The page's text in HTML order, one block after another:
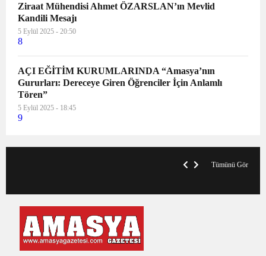
Ziraat Mühendisi Ahmet ÖZARSLAN’ın Mevlid
Kandili Mesajı
5 Eylül 2025 - 20:50
8
AÇI EĞİTİM KURUMLARINDA “Amasya’nın
Gururları: Dereceye Giren Öğrenciler İçin Anlamlı
Tören”
5 Eylül 2025 - 18:45
9
Tümünü Gör